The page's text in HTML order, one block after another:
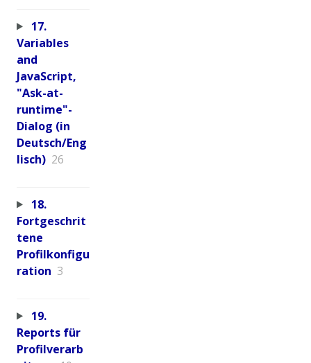
17.
Variables
and
JavaScript,
"Ask-at-
runtime"-
Dialog (in
Deutsch/Eng
lisch) 26
18.
Fortgeschrit
tene
Profilkonfigu
ration 3
19.
Reports für
Profilverarb